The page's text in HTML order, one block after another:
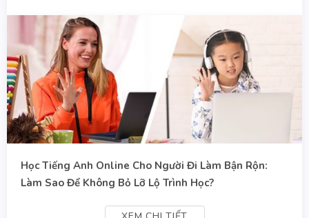
Học Tiếng Anh Online Cho Người Đi Làm Bận Rộn:
Làm Sao Để Không Bỏ Lỡ Lộ Trình Học?